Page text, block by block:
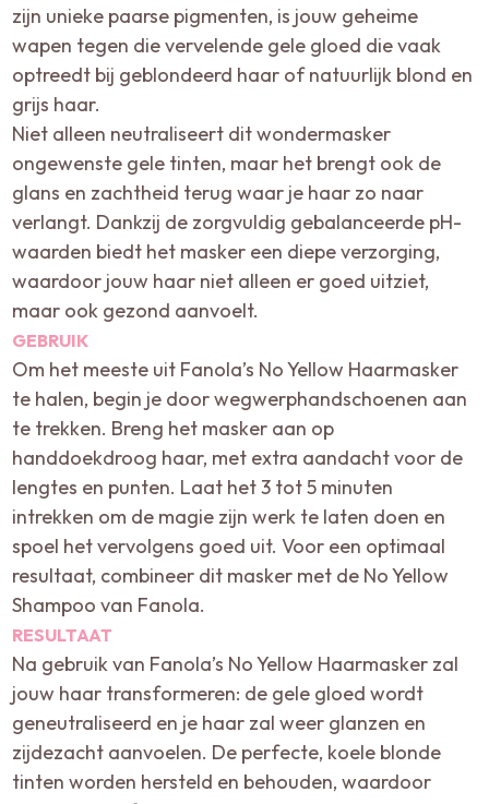
zijn unieke paarse pigmenten, is jouw geheime
wapen tegen die vervelende gele gloed die vaak
optreedt bij geblondeerd haar of natuurlijk blond en
grijs haar.
Niet alleen neutraliseert dit wondermasker
ongewenste gele tinten, maar het brengt ook de
glans en zachtheid terug waar je haar zo naar
verlangt. Dankzij de zorgvuldig gebalanceerde pH-
waarden biedt het masker een diepe verzorging,
waardoor jouw haar niet alleen er goed uitziet,
maar ook gezond aanvoelt.
GEBRUIK
Om het meeste uit Fanola’s No Yellow Haarmasker
te halen, begin je door wegwerphandschoenen aan
te trekken. Breng het masker aan op
handdoekdroog haar, met extra aandacht voor de
lengtes en punten. Laat het 3 tot 5 minuten
intrekken om de magie zijn werk te laten doen en
spoel het vervolgens goed uit. Voor een optimaal
resultaat, combineer dit masker met de No Yellow
Shampoo van Fanola.
RESULTAAT
Na gebruik van Fanola’s No Yellow Haarmasker zal
jouw haar transformeren: de gele gloed wordt
geneutraliseerd en je haar zal weer glanzen en
zijdezacht aanvoelen. De perfecte, koele blonde
tinten worden hersteld en behouden, waardoor